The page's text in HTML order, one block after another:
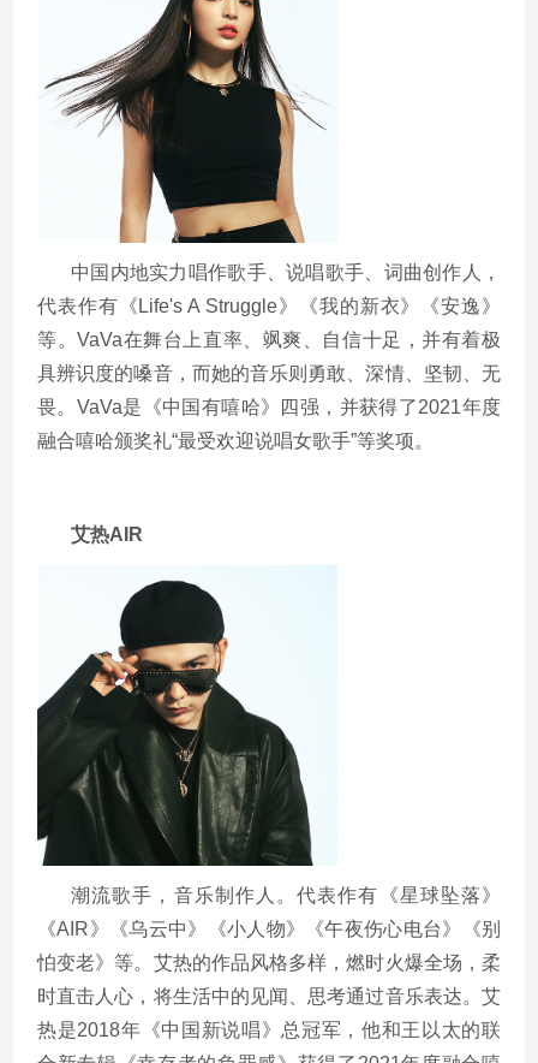
中国内地实力唱作歌手、说唱歌手、词曲创作人，
代表作有《 Life's A Struggle》《我的新衣》《安逸》
等。VaVa在舞台上直率、飒爽、自信十足，并有着极
具辨识度的嗓音，而她的音乐则勇敢、深情、坚韧、无
畏。 VaVa是《中国有嘻哈》四强，并获得了2021年度
融合嘻哈颁奖礼“最受欢迎说唱女歌手”等奖项。
艾热AIR
潮流歌手，音乐制作人。代表作有《星球坠落》
《AIR》《乌云中》《小人物》《午夜伤心电台》《别
怕变老》等。艾热的作品风格多样，燃时火爆全场，柔
时直击人心，将生活中的见闻、思考通过音乐表达。艾
热是2018年《中国新说唱》总冠军，他和王以太的联